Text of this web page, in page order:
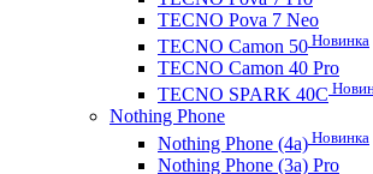
TECNO Pova 7 Neo
TECNO Camon 50 Новинка
TECNO Camon 40 Pro
TECNO SPARK 40C
Nothing Phone
Nothing Phone (4a) Новинка
Nothing Phone (3a) Pro